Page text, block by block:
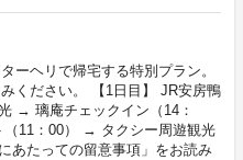
ーヘリで帰宅する特別プラン。
ください。 【1日目】 JR安房鴨
→ 璃庵チェックイン（14：
（11：00） → タクシー周遊観光
あたっての留意事項」をお読み